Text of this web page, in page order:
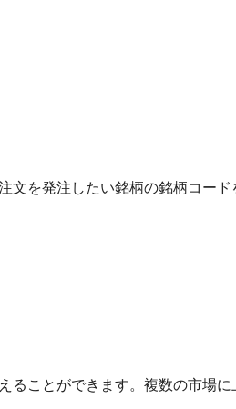
文を発注したい銘柄の銘柄コー
ることができます。複数の市場